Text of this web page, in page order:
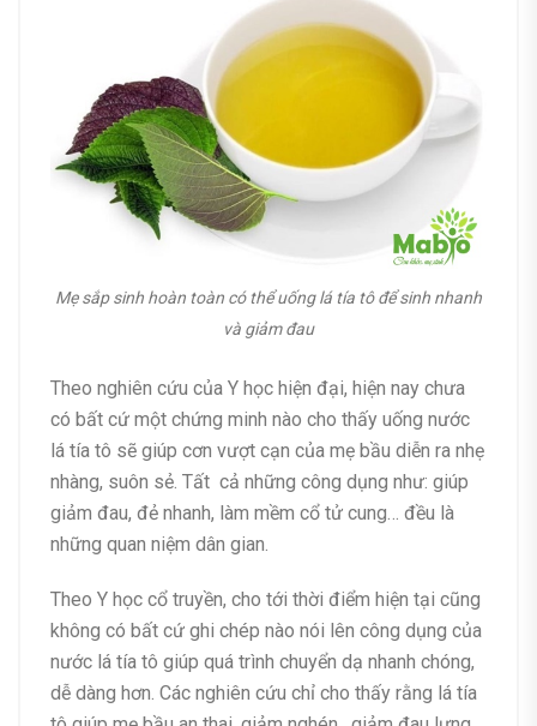
Mẹ sắp sinh hoàn toàn có thể uống lá tía tô để sinh nhanh
và giảm đau
Theo nghiên cứu của Y học hiện đại, hiện nay chưa
có bất cứ một chứng minh nào cho thấy uống nước
lá tía tô sẽ giúp cơn vượt cạn của mẹ bầu diễn ra nhẹ
nhàng, suôn sẻ. Tất cả những công dụng như: giúp
giảm đau, đẻ nhanh, làm mềm cổ tử cung… đều là
những quan niệm dân gian.
Theo Y học cổ truyền, cho tới thời điểm hiện tại cũng
không có bất cứ ghi chép nào nói lên công dụng của
nước lá tía tô giúp quá trình chuyển dạ nhanh chóng,
dễ dàng hơn. Các nghiên cứu chỉ cho thấy rằng lá tía